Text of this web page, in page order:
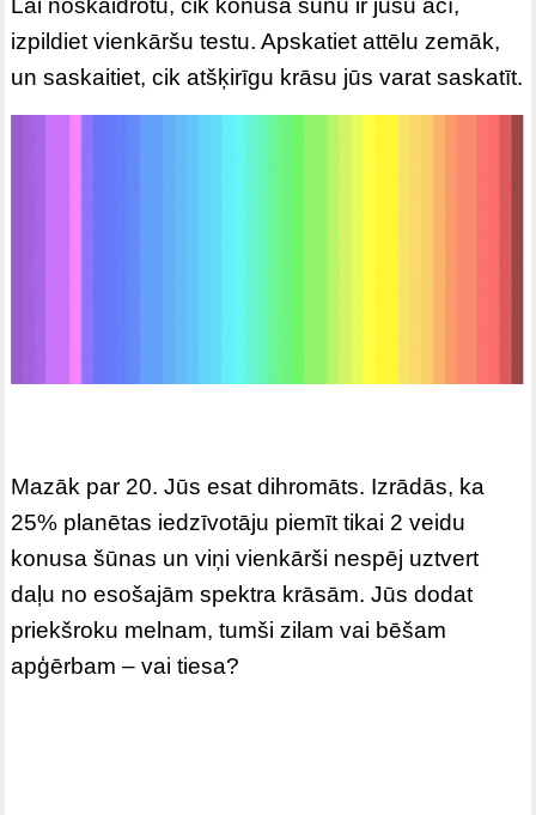
izpildiet vienkāršu testu. Apskatiet attēlu zemāk,
un saskaitiet, cik atšķirīgu krāsu jūs varat saskatīt.
Mazāk par 20. Jūs esat dihromāts. Izrādās, ka
25% planētas iedzīvotāju piemīt tikai 2 veidu
konusa šūnas un viņi vienkārši nespēj uztvert
daļu no esošajām spektra krāsām. Jūs dodat
priekšroku melnam, tumši zilam vai bēšam
apģērbam – vai tiesa?